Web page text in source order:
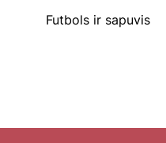
Futbols ir sapuvis